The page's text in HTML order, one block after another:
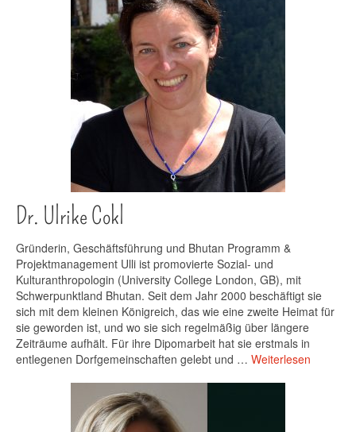
Vorstand
Partner Bhutan
USA
Dr. Ulrike Cokl
Gründerin, Geschäftsführung und Bhutan Programm &
Projektmanagement Ulli ist promovierte Sozial- und
Kulturanthropologin (University College London, GB), mit
Schwerpunktland Bhutan. Seit dem Jahr 2000 beschäftigt sie
sich mit dem kleinen Königreich, das wie eine zweite Heimat für
sie geworden ist, und wo sie sich regelmäßig über längere
Zeiträume aufhält. Für ihre Dipomarbeit hat sie erstmals in
entlegenen Dorfgemeinschaften gelebt und … Weiterlesen